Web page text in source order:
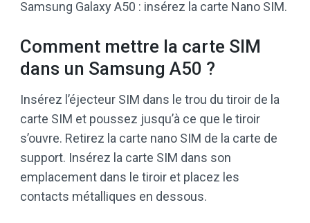
Samsung Galaxy A50 : insérez la carte Nano SIM.
Comment mettre la carte SIM
dans un Samsung A50 ?
Insérez l’éjecteur SIM dans le trou du tiroir de la
carte SIM et poussez jusqu’à ce que le tiroir
s’ouvre. Retirez la carte nano SIM de la carte de
support. Insérez la carte SIM dans son
emplacement dans le tiroir et placez les
contacts métalliques en dessous.